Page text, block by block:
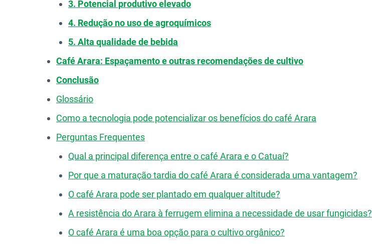
3. Potencial produtivo elevado
4. Redução no uso de agroquímicos
5. Alta qualidade de bebida
Café Arara: Espaçamento e outras recomendações de cultivo
Conclusão
Glossário
Como a tecnologia pode potencializar os benefícios do café Arara
Perguntas Frequentes
Qual a principal diferença entre o café Arara e o Catuaí?
Por que a maturação tardia do café Arara é considerada uma vantagem?
O café Arara pode ser plantado em qualquer altitude?
A resistência do Arara à ferrugem elimina a necessidade de usar fungicidas?
O café Arara é uma boa opção para o cultivo orgânico?